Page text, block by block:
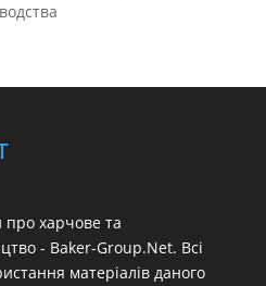
харчове та
- Baker-Group.Net. Всі
матеріалів даного